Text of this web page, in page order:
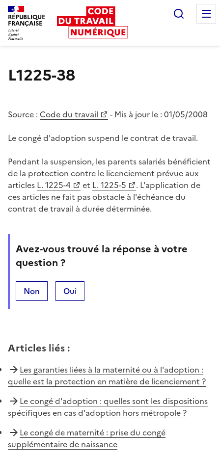
RÉPUBLIQUE
FRANÇAISE
L1225-38
Source : Code du travail - Mis à jour le : 01/05/2008
Le congé d'adoption suspend le contrat de travail.
Pendant la suspension, les parents salariés bénéficient
de la protection contre le licenciement prévue aux
articles L. 1225-4 et L. 1225-5
. L'application de
ces articles ne fait pas obstacle à l'échéance du
contrat de travail à durée déterminée.
Avez-vous trouvé la réponse à votre
question ?
Non Oui
Articles liés :
Les garanties liées à la maternité ou à l'adoption :
quelle est la protection en matière de licenciement ?
Le congé d'adoption : quelles sont les dispositions
spécifiques en cas d'adoption hors métropole ?
Le congé de maternité : prise du congé
supplémentaire de naissance